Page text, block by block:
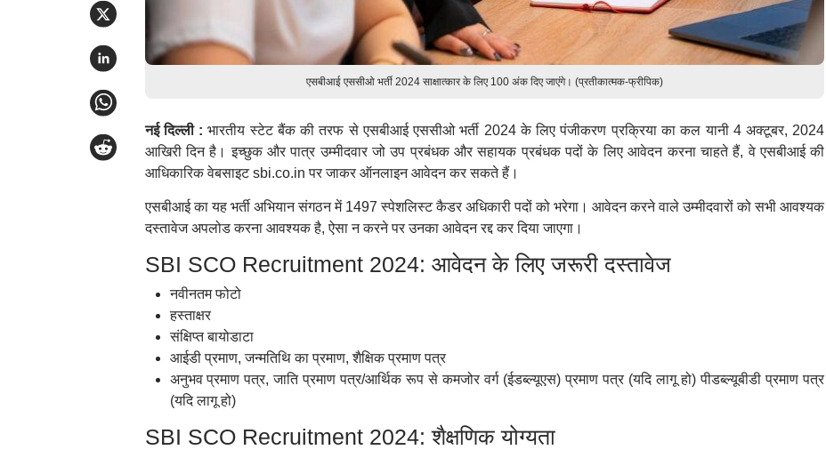
एसबीआई एससीओ भर्ती 2024 साक्षात्कार के लिए 100 अंक दिए जाएंगे। (प्रतीकात्मक-फ्रीपिक)
नई दिल्ली :भारतीय स्टेट बैंक की तरफ से एसबीआई एससीओ भर्ती 2024 के लिए पंजीकरण प्रक्रिया का कल यानी 4 अक्टूबर, 2024
आखिरी दिन है। इच्छुक और पात्र उम्मीदवार जो उप प्रबंधक और सहायक प्रबंधक पदों के लिए आवेदन करना चाहते हैं, वे एसबीआई की
आधिकारिक वेबसाइट sbi.co.in पर जाकर ऑनलाइन आवेदन कर सकते हैं।
एसबीआई का यह भर्ती अभियान संगठन में 1497 स्पेशलिस्ट कैडर अधिकारी पदों को भरेगा। आवेदन करने वाले उम्मीदवारों को सभी आवश्यक
दस्तावेज अपलोड करना आवश्यक है, ऐसा न करने पर उनका आवेदन रद्द कर दिया जाएगा।
SBI SCO Recruitment 2024: आवेदन के लिए जरूरी दस्तावेज
नवीनतम फोटो
हस्ताक्षर
संक्षिप्त बायोडाटा
आईडी प्रमाण, जन्मतिथि का प्रमाण, शैक्षिक प्रमाण पत्र
अनुभव प्रमाण पत्र, जाति प्रमाण पत्र/आर्थिक रूप से कमजोर वर्ग (ईडब्ल्यूएस) प्रमाण पत्र (यदि लागू हो) पीडब्ल्यूबीडी प्रमाण पत्र
(यदि लागू हो)
SBI SCO Recruitment 2024: शैक्षणिक योग्यता